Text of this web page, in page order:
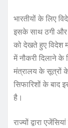
भारतीयों के लिए
इसके साथ ठगी और
को देखते हुए विदेश
में नौकरी दिलाने
मंत्रालय के सूत्रों
सिफारिशों के बाद
है।
राज्यों द्वारा